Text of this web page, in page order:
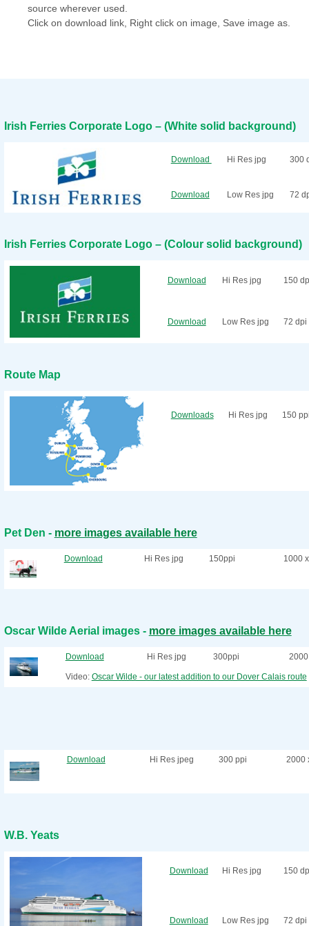
source wherever used.
Click on download link, Right click on image, Save image as.
Irish Ferries Corporate Logo – (White solid background)
Download Hi Res jpg 300
Download Low Res jpg 72
Irish Ferries Corporate Logo – (Colour solid background)
Download Hi Res jpg 150
Download Low Res jpg 72 dpi
Route Map
Downloads Hi Res jpg 150
Pet Den - more images available here
Download Hi Res jpg 150ppi 1000
Oscar Wilde Aerial images - more images available here
Download Hi Res jpg 300ppi
Video: Oscar Wilde - our latest addition to our Dover Calais route
Download Hi Res jpeg 300 ppi 2000
W.B. Yeats
Download Hi Res jpg 150
Download Low Res jpg 72 dpi